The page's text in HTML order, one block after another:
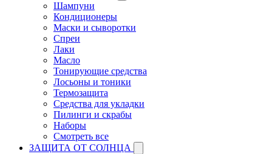
Шампуни
Кондиционеры
Маски и сыворотки
Спреи
Лаки
Масло
Тонирующие средства
Лосьоны и тоники
Термозащита
Средства для укладки
Пилинги и скрабы
Наборы
Смотреть все
ЗАЩИТА ОТ СОЛНЦА